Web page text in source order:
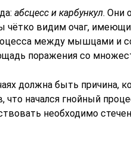
абсцесс и карбункул. Они
чётко видим очаг,
между мышцами и
поражения со
должна быть причина,
что начался гнойный
необходимо